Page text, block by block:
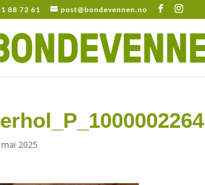
88 72 61 post@bondevennen.no
2025